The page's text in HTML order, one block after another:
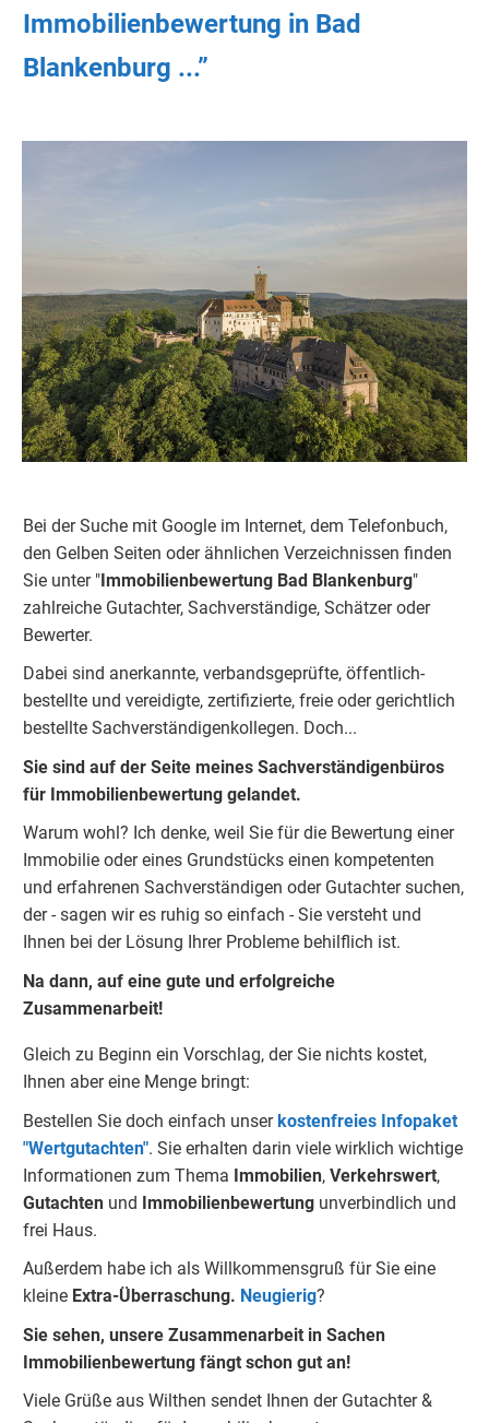
Immobilienbewertung in Bad
Blankenburg ...”
Bei der Suche mit Google im Internet, dem Telefonbuch,
den Gelben Seiten oder ähnlichen Verzeichnissen finden
Sie unter "Immobilienbewertung Bad Blankenburg"
zahlreiche Gutachter, Sachverständige, Schätzer oder
Bewerter.
Dabei sind anerkannte, verbandsgeprüfte, öffentlich-
bestellte und vereidigte, zertifizierte, freie oder gerichtlich
bestellte Sachverständigenkollegen. Doch...
Sie sind auf der Seite meines Sachverständigenbüros
für Immobilienbewertung gelandet.
Warum wohl? Ich denke, weil Sie für die Bewertung einer
Immobilie oder eines Grundstücks einen kompetenten
und erfahrenen Sachverständigen oder Gutachter suchen,
der - sagen wir es ruhig so einfach - Sie versteht und
Ihnen bei der Lösung Ihrer Probleme behilflich ist.
Na dann, auf eine gute und erfolgreiche
Zusammenarbeit!
Gleich zu Beginn ein Vorschlag, der Sie nichts kostet,
Ihnen aber eine Menge bringt:
Bestellen Sie doch einfach unserkostenfreies Infopaket
"Wertgutachten". Sie erhalten darin viele wirklich wichtige
Informationen zum Thema Immobilien, Verkehrswert,
Gutachten und Immobilienbewertung unverbindlich und
frei Haus.
Außerdem habe ich als Willkommensgruß für Sie eine
kleine Extra-Überraschung. Neugierig?
Sie sehen, unsere Zusammenarbeit in Sachen
Immobilienbewertung fängt schon gut an!
Viele Grüße aus Wilthen sendet Ihnen der Gutachter &